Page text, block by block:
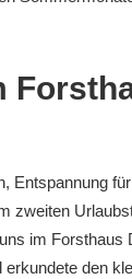
Entspannung
zweiten
im Forsthaus
den